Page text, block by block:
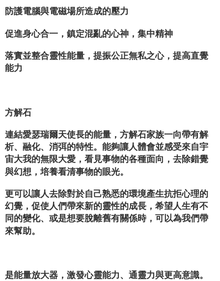
防護電腦與電磁場所造成的壓力
促進身心合一，鎮定混亂的心神，集中精神
落實並整合靈性能量，提振公正無私之心，提高直覺
能力
方解石
連結愛瑟瑞爾天使長的能量，方解石家族一向帶有解
析、融化、消弭的特性。能夠讓人體會並感受來自宇
宙大我的無限大愛，看見事物的各種面向，去除錯覺
與幻想，培養看清事物的眼光。
更可以讓人去除對於自己熟悉的環境產生抗拒心理的
幻覺，促使人們帶來新的靈性的成長，希望人生有不
同的變化、或是想要脫離舊有關係時，可以為我們帶
來幫助。
是能量放大器，激發心靈能力、通靈力與更高意識。